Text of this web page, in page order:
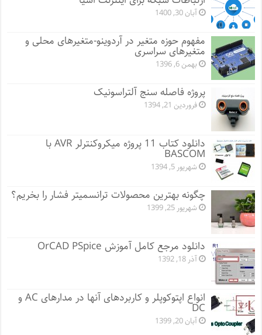
آبان 30, 1400
مفهوم حوزه متغیر در آردوینو-متغیرهای محلی و
متغیرهای سراسری
بهمن 6, 1396
پروژه فاصله سنج آلتراسونیک
فروردین 21, 1394
دانلود کتاب 11 پروژه میکروکنترلر AVR با
BASCOM
شهریور 5, 1394
چگونه بهترین محصولات ترانسمیتر فشار را بخریم؟
شهریور 25, 1399
دانلود مرجع کامل آموزش OrCAD PSpice
آذر 18, 1392
انواع اپتوکوپلر و کاربردهای آنها در مدارهای AC و
DC
آبان 20, 1399